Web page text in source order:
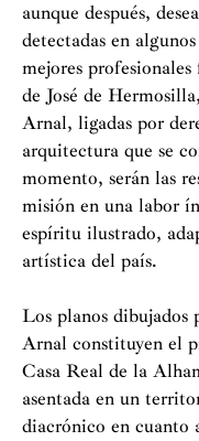
aunque después,
detectadas en
mejores
de José de
Arnal, ligadas por
arquitectura que se
momento, serán las
misión en una labor
espíritu ilustrado,
artística del país.
Los planos
Arnal constituyen el
Casa Real de la
asentada en un
diacrónico en cuanto